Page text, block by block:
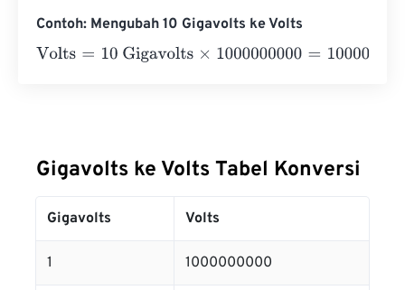
Contoh: Mengubah 10 Gigavolts ke Volts
Volts= 10 Gigavolts×1000000000=10000000000 Volts
Gigavolts ke Volts Tabel Konversi
Gigavolts Volts
1 1000000000